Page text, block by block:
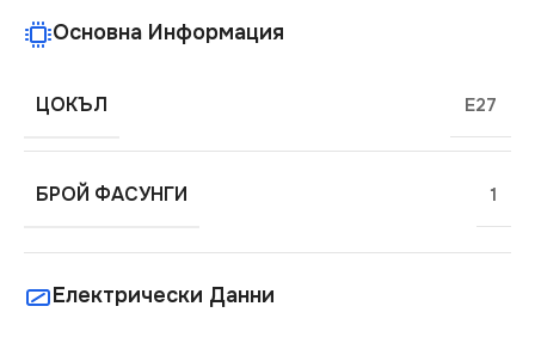
Основна Информация
ЦОКЪЛ E27
БРОЙ ФАСУНГИ 1
Електрически Данни